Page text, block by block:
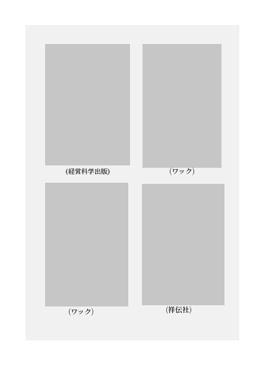
(ワック)
(経営科学出版)
(祥伝社)
(ワック)